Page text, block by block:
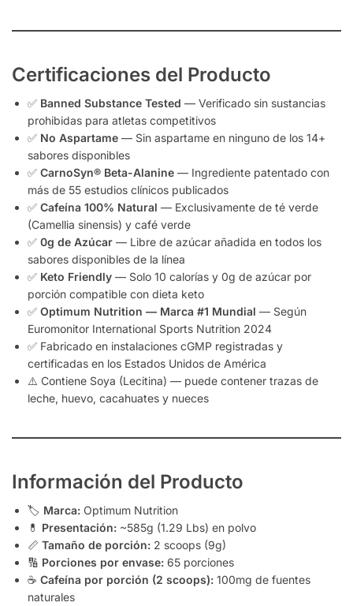
Certificaciones del Producto
✅ Banned Substance Tested — Verificado sin sustancias
prohibidas para atletas competitivos
✅ No Aspartame — Sin aspartame en ninguno de los 14+
sabores disponibles
✅ CarnoSyn® Beta-Alanine — Ingrediente patentado con
más de 55 estudios clínicos publicados
✅ Cafeína 100% Natural — Exclusivamente de té verde
(Camellia sinensis) y café verde
✅ 0g de Azúcar — Libre de azúcar añadida en todos los
sabores disponibles de la línea
✅ Keto Friendly — Solo 10 calorías y 0g de azúcar por
porción compatible con dieta keto
✅ Optimum Nutrition — Marca #1 Mundial — Según
Euromonitor International Sports Nutrition 2024
✅ Fabricado en instalaciones cGMP registradas y
certificadas en los Estados Unidos de América
⚠️ Contiene Soya (Lecitina) — puede contener trazas de
leche, huevo, cacahuates y nueces
Información del Producto
🏷️ Marca: Optimum Nutrition
💊 Presentación: ~585g (1.29 Lbs) en polvo
📏 Tamaño de porción: 2 scoops (9g)
🔢 Porciones por envase: 65 porciones
☕ Cafeína por porción (2 scoops): 100mg de fuentes
naturales